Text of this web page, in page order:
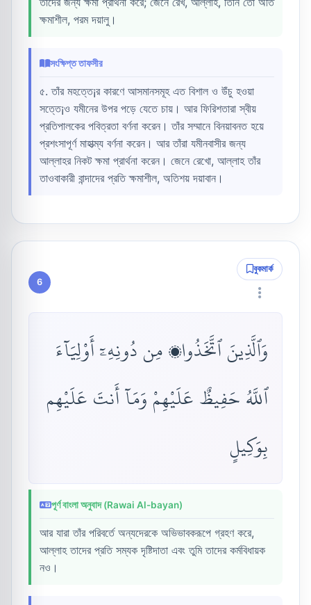
ক্ষমাশীল, পরম দয়ালু।
সংক্ষিপ্ত তাফসীর
৫. তাঁর মহত্তে¡র কারণে আসমানসমূহ এত বিশাল ও উঁচু হওয়া
সত্তে¡ও যমীনের উপর পড়ে যেতে চায়। আর ফিরিশতারা স্বীয়
প্রতিপালকের পবিত্রতা বর্ণনা করেন। তাঁর সম্মানে বিনয়াবনত হয়ে
প্রশংসাপূর্ণ মাহাত্ম্য বর্ণনা করেন। আর তাঁরা যমীনবাসীর জন্য
আল্লাহর নিকট ক্ষমা প্রার্থনা করেন। জেনে রেখো, আল্লাহ তাঁর
তাওবাকারী বান্দাদের প্রতি ক্ষমাশীল, অতিশয় দয়াবান।
6
বুকমার্ক
وَٱلَّذِينَ ٱتَّخَذُوا۟ مِن دُونِهِۦٓ أَوْلِيَآءَ
ٱللَّهُ حَفِيظٌ عَلَيْهِمْ وَمَآ أَنتَ عَلَيْهِم
بِوَكِيلٍ
পূর্ণ বাংলা অনুবাদ (Rawai Al-bayan)
আর যারা তাঁর পরিবর্তে অন্যদেরকে অভিভাবকরূপে গ্রহণ করে,
আল্লাহ তাদের প্রতি সম্যক দৃষ্টিদাতা এবং তুমি তাদের কর্মবিধায়ক
নও।